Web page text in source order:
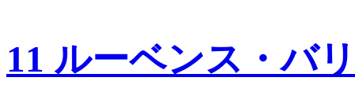
11 ルーベンス・バ